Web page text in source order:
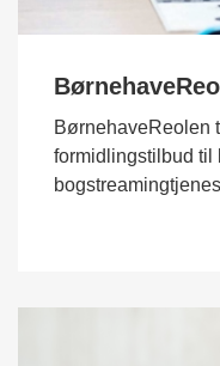
BørnehaveReolen
formidlingstilbud til